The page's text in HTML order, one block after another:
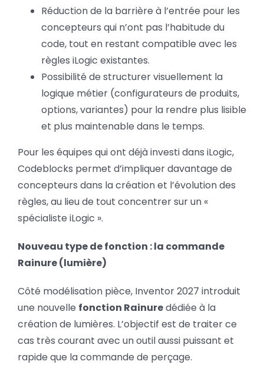
Réduction de la barrière à l’entrée pour les
concepteurs qui n’ont pas l’habitude du
code, tout en restant compatible avec les
règles iLogic existantes.
Possibilité de structurer visuellement la
logique métier (configurateurs de produits,
options, variantes) pour la rendre plus lisible
et plus maintenable dans le temps.
Pour les équipes qui ont déjà investi dans iLogic,
Codeblocks permet d’impliquer davantage de
concepteurs dans la création et l’évolution des
règles, au lieu de tout concentrer sur un «
spécialiste iLogic ».
Nouveau type de fonction : la commande
Rainure (lumière)
Côté modélisation pièce, Inventor 2027 introduit
une nouvelle fonction Rainuredédiée à la
création de lumières. L’objectif est de traiter ce
cas très courant avec un outil aussi puissant et
rapide que la commande de perçage.